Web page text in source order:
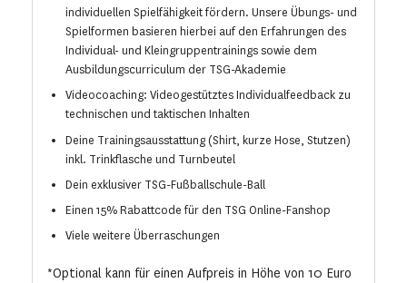
individuellen Spielfähigkeit fördern. Unsere Übungs- und
Spielformen basieren hierbei auf den Erfahrungen des
Individual- und Kleingruppentrainings sowie dem
Ausbildungscurriculum der TSG-Akademie
Videocoaching: Videogestütztes Individualfeedback zu
technischen und taktischen Inhalten
Deine Trainingsausstattung (Shirt, kurze Hose, Stutzen)
inkl. Trinkflasche und Turnbeutel
Dein exklusiver TSG-Fußballschule-Ball
Einen 15% Rabattcode für den TSG Online-Fanshop
Viele weitere Überraschungen
*Optional kann für einen Aufpreis in Höhe von 10 Euro